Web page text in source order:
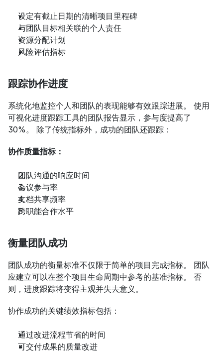
设定有截止日期的清晰项目里程碑
与团队目标相关联的个人责任
资源分配计划
风险评估指标
跟踪协作进度
系统化地监控个人和团队的表现能够有效跟踪进展。 使用
可视化进度跟踪工具的团队报告显示，参与度提高了
30%。 除了传统指标外，成功的团队还跟踪：
协作质量指标：
团队沟通的响应时间
会议参与率
文档共享频率
跨职能合作水平
衡量团队成功
团队成功的衡量标准不仅限于简单的项目完成指标。 团队
应建立可以在整个项目生命周期中参考的基准指标。 否
则，进度跟踪将变得主观并失去意义。
协作成功的关键绩效指标包括：
通过改进流程节省的时间
可交付成果的质量改进